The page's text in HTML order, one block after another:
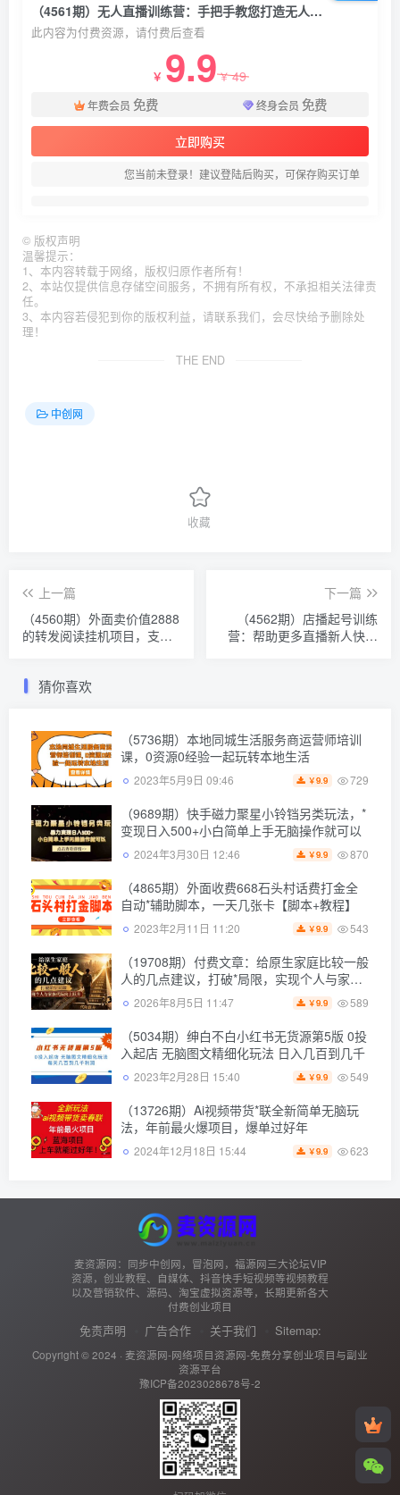
（4561期）无人直播训练营：手把手教您打造无人直播操盘手（16节课时）
此内容为付费资源，请付费后查看
￥ 9.9￥49
年费会员 免费 终身会员 免费
立即购买
您当前未登录！建议登陆后购买，可保存购买订单
© 版权声明
温馨提示：
1、本内容转载于网络，版权归原作者所有！
2、本站仅提供信息存储空间服务，不拥有所有权，不承担相关法律责
任。
3、本内容若侵犯到你的版权利益，请联系我们，会尽快给予删除处
理！
THE END
中创网
收藏
上一篇
（4560期）外面卖价值2888
的转发阅读挂机项目，支持
下一篇
（4562期）店播起号训练
营：帮助更多直播新人快速
猜你喜欢
（5736期）本地同城生活服务商运营师培训
课，0资源0经验一起玩转本地生活
2023年5月9日 09:46 ￥9.9 729
（9689期）快手磁力聚星小铃铛另类玩法，*
变现日入500+小白简单上手无脑操作就可以
2024年3月30日 12:46 ￥9.9 870
（4865期）外面收费668石头村话费打金全
自动*辅助脚本，一天几张卡【脚本+教程】
2023年2月11日 11:20 ￥9.9 543
（19708期）付费文章：给原生家庭比较一般
人的几点建议，打破*局限，实现个人与家族
代际向上跃升
2026年8月5日 11:47 ￥9.9 589
（5034期）绅白不白小红书无货源第5版 0投
入起店 无脑图文精细化玩法 日入几百到几千
2023年2月28日 15:40 ￥9.9 549
（13726期）Ai视频带货*联全新简单无脑玩
法，年前最火爆项目，爆单过好年
2024年12月18日 15:44 ￥9.9 623
麦资源网：同步中创网，冒泡网，福源网三大论坛VIP
资源，创业教程、自媒体、抖音快手短视频等视频教程
以及营销软件、源码、淘宝虚拟资源等，长期更新各大
付费创业项目
免责声明 广告合作 关于我们 Sitemap:
Copyright © 2024 · 麦资源网-网络项目资源网-免费分享创业项目与副业
资源平台
豫ICP备2023028678号-2